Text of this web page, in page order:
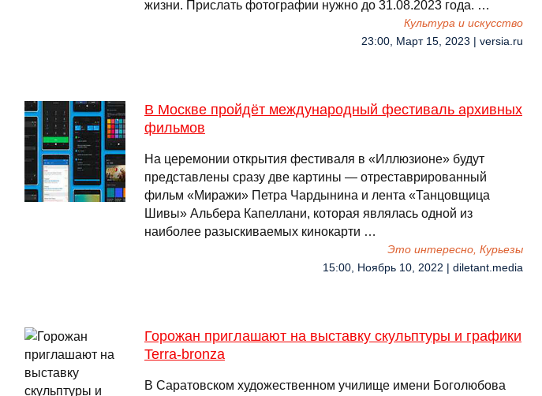
жизни. Прислать фотографии нужно до 31.08.2023 года. …
Культура и искусство
23:00, Март 15, 2023 | versia.ru
В Москве пройдёт международный фестиваль архивных
фильмов
На церемонии открытия фестиваля в «Иллюзионе» будут
представлены сразу две картины — отреставрированный
фильм «Миражи» Петра Чардынина и лента «Танцовщица
Шивы» Альбера Капеллани, которая являлась одной из
наиболее разыскиваемых кинокарти …
Это интересно, Курьезы
15:00, Ноябрь 10, 2022 | diletant.media
Горожан приглашают на выставку скульптуры и графики
Terra-bronza
В Саратовском художественном училище имени Боголюбова